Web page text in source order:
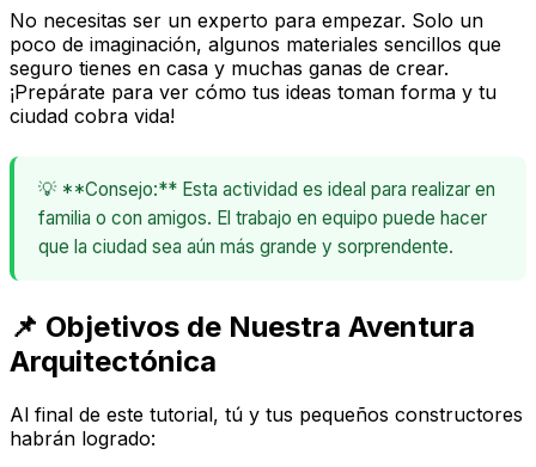
No necesitas ser un experto para empezar. Solo un
poco de imaginación, algunos materiales sencillos que
seguro tienes en casa y muchas ganas de crear.
¡Prepárate para ver cómo tus ideas toman forma y tu
ciudad cobra vida!
💡 **Consejo:** Esta actividad es ideal para realizar en
familia o con amigos. El trabajo en equipo puede hacer
que la ciudad sea aún más grande y sorprendente.
📌 Objetivos de Nuestra Aventura
Arquitectónica
Al final de este tutorial, tú y tus pequeños constructores
habrán logrado: